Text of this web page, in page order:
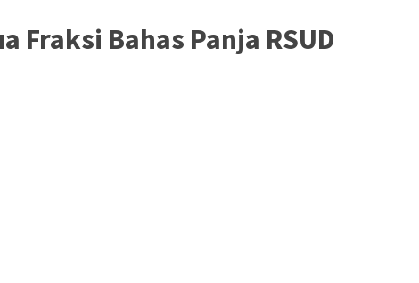
Fraksi Bahas Panja RSUD